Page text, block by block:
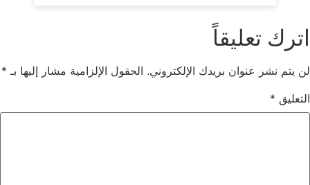
اترك تعليقاً
لن يتم نشر عنوان بريدك الإلكتروني. الحقول الإلزامية مشار إليها بـ *
التعليق *